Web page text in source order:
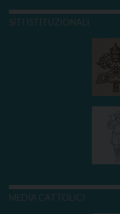
SITI ISTITUZIONALI
MEDIA CATTOLICI